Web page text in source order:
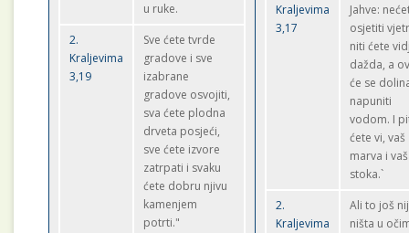
u ruke.
2.
Kraljevima
3,19
Sve ćete tvrde
gradove i sve
izabrane
gradove osvojiti,
sva ćete plodna
drveta posjeći,
sve ćete izvore
zatrpati i svaku
ćete dobru njivu
kamenjem
potrti."
Kraljevima
3,17
Jahve:
osjetiti
niti ćete
dažda, a
će se
napuniti
vodom. I
ćete vi, vaš
marva i
stoka.`
2.
Kraljevima
Ali to još
ništa u